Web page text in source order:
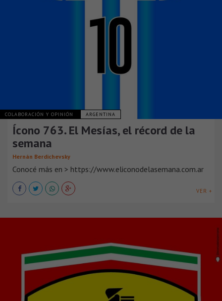
COLABORACIÓN Y OPINIÓN ARGENTINA
Ícono 763. El Mesías, el récord de la
semana
Hernán Berdichevsky
Conocé más en > https://www.eliconodelasemana.com.ar
VER +